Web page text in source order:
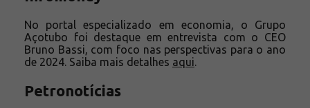
No portal especializado em economia, o Grupo
Açotubo foi destaque em entrevista com o CEO
Bruno Bassi, com foco nas perspectivas para o ano
de 2024. Saiba mais detalhes aqui
Petronotícias